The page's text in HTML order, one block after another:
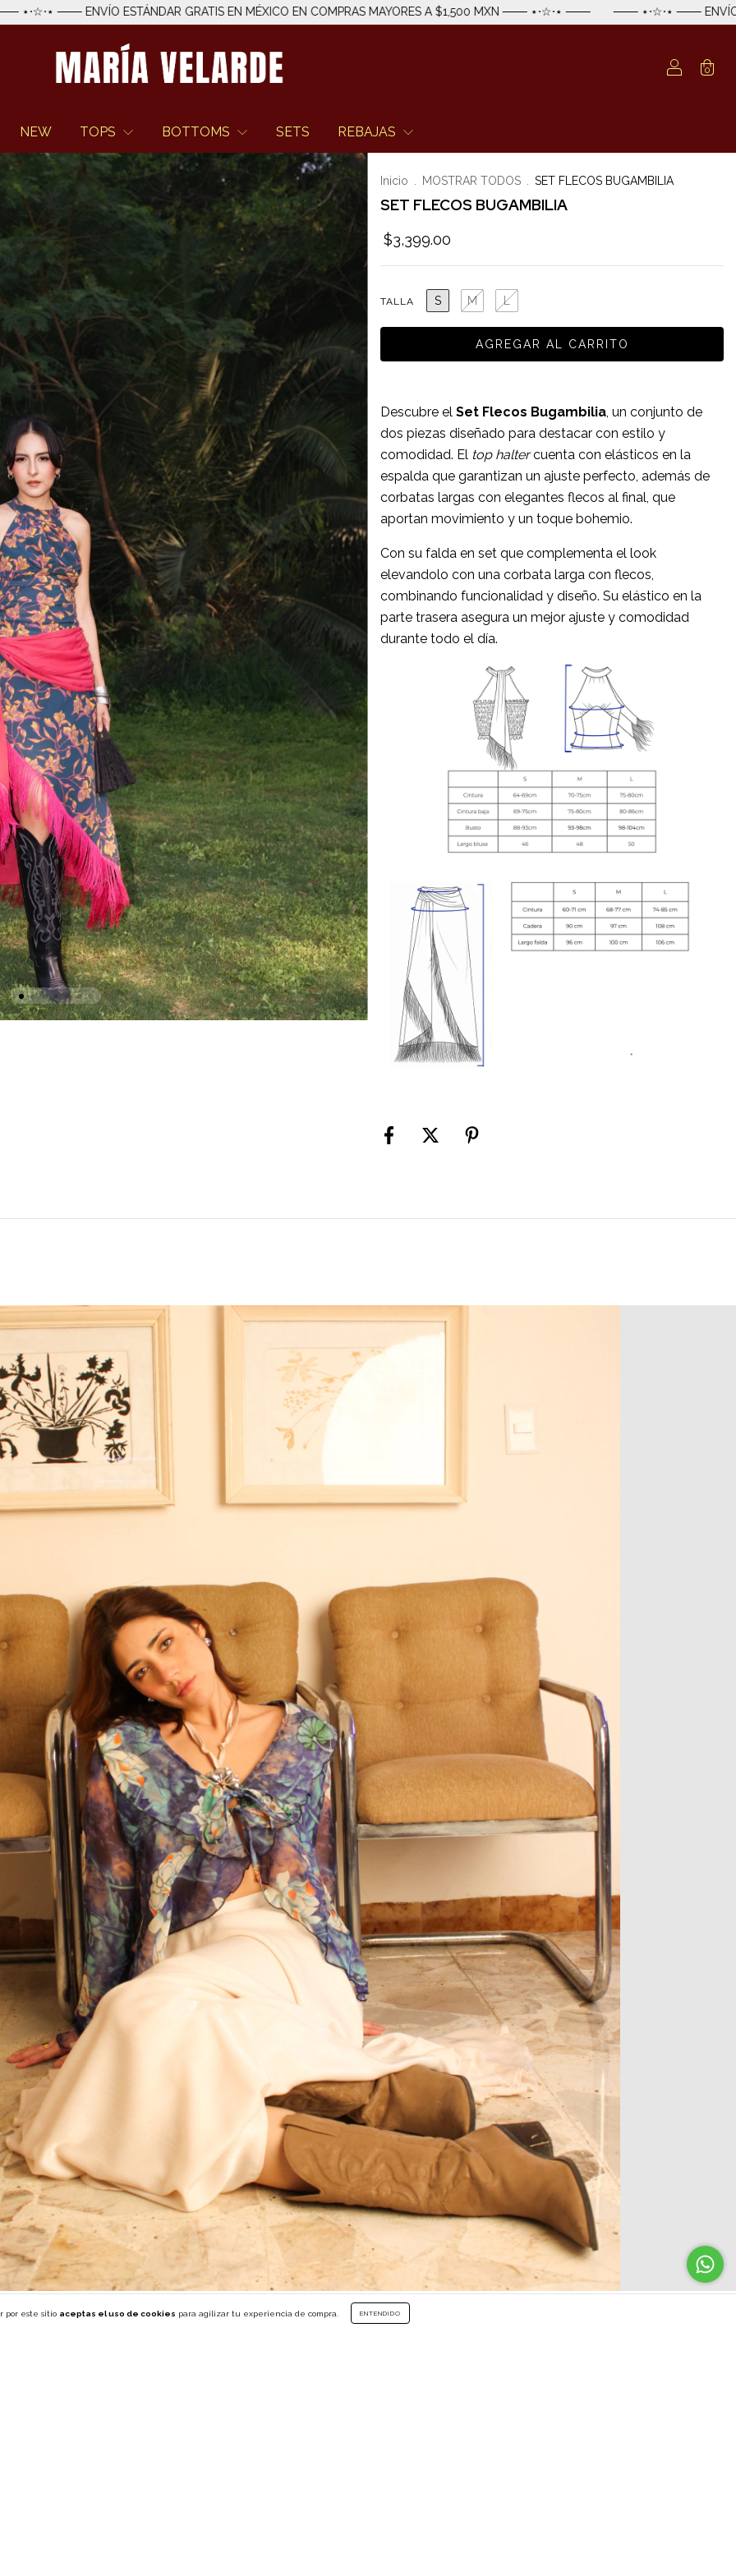
ESTÁNDAR GRATIS EN MÉXICO EN COMPRAS MAYORES A $1,500 MXN ─── ⋆⋅☆⋅⋆ ─── ─── ⋆⋅☆⋅⋆ ─── ENVÍO ESTÁNDAR
0
NEW TOPS BOTTOMS SETS REBAJAS
por este sitio aceptas el uso de cookies para agilizar tu experiencia de compra. ENTENDIDO
Inicio MOSTRAR TODOS SET FLECOS BUGAMBILIA
SET FLECOS BUGAMBILIA
$3,399.00
TALLA S M L
Descubre el Set Flecos Bugambilia, un conjunto de
dos piezas diseñado para destacar con estilo y
comodidad. El top haltercuenta con elásticos en la
espalda que garantizan un ajuste perfecto, además de
corbatas largas con elegantes flecos al final, que
aportan movimiento y un toque bohemio.
Con su falda en set que complementa el look
elevandolo con una corbata larga con flecos,
combinando funcionalidad y diseño. Su elástico en la
parte trasera asegura un mejor ajuste y comodidad
durante todo el día.